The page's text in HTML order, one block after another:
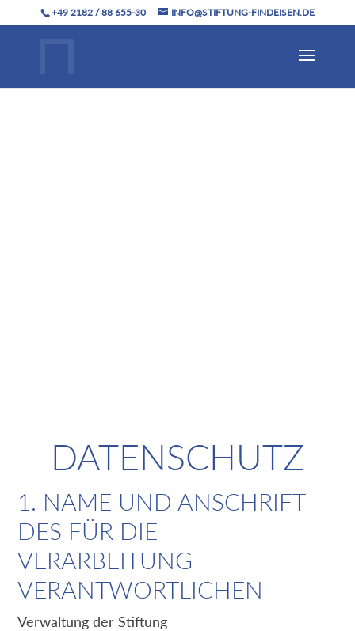
+49 2182 / 88 655-30 INFO@STIFTUNG-FINDEISEN.DE
DATENSCHUTZ
1. NAME UND ANSCHRIFT
DES FÜR DIE
VERARBEITUNG
VERANTWORTLICHEN
Verwaltung der Stiftung